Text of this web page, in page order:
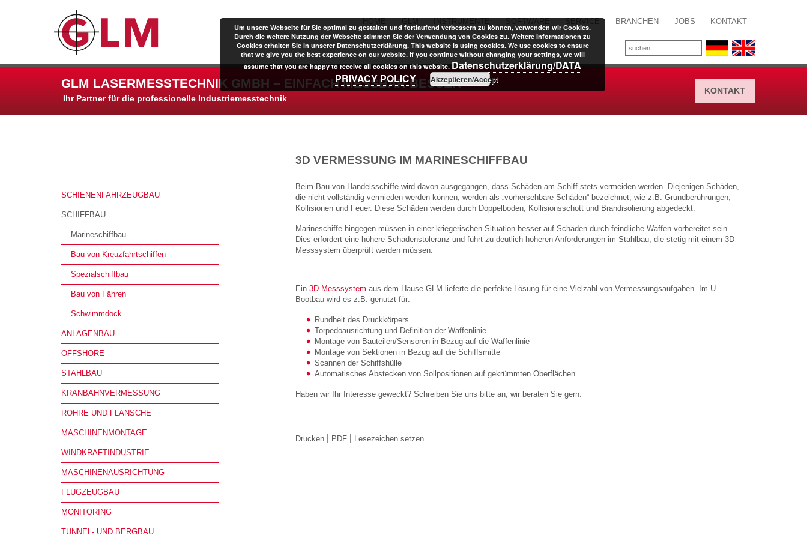
BRANCHEN JOBS KONTAKT
GLM LASERMESSTECHNIK GMBH – EINFACH MESSBAR BESSER
Ihr Partner für die professionelle Industriemesstechnik
KONTAKT
SCHIENENFAHRZEUGBAU
SCHIFFBAU
Marineschiffbau
Bau von Kreuzfahrtschiffen
Spezialschiffbau
Bau von Fähren
Schwimmdock
ANLAGENBAU
OFFSHORE
STAHLBAU
KRANBAHNVERMESSUNG
ROHRE UND FLANSCHE
MASCHINENMONTAGE
WINDKRAFTINDUSTRIE
MASCHINENAUSRICHTUNG
FLUGZEUGBAU
MONITORING
TUNNEL- UND BERGBAU
3D VERMESSUNG IM MARINESCHIFFBAU
Beim Bau von Handelsschiffe wird davon ausgegangen, dass Schäden am Schiff stets vermeiden werden. Diejenigen Schäden,
die nicht vollständig vermieden werden können, werden als „vorhersehbare Schäden“ bezeichnet, wie z.B. Grundberührungen,
Kollisionen und Feuer. Diese Schäden werden durch Doppelboden, Kollisionsschott und Brandisolierung abgedeckt.
Marineschiffe hingegen müssen in einer kriegerischen Situation besser auf Schäden durch feindliche Waffen vorbereitet sein.
Dies erfordert eine höhere Schadenstoleranz und führt zu deutlich höheren Anforderungen im Stahlbau, die stetig mit einem 3D
Messsystem überprüft werden müssen.
Ein 3D Messsystem aus dem Hause GLM lieferte die perfekte Lösung für eine Vielzahl von Vermessungsaufgaben. Im U-
Bootbau wird es z.B. genutzt für:
Rundheit des Druckkörpers
Torpedoausrichtung und Definition der Waffenlinie
Montage von Bauteilen/Sensoren in Bezug auf die Waffenlinie
Montage von Sektionen in Bezug auf die Schiffsmitte
Scannen der Schiffshülle
Automatisches Abstecken von Sollpositionen auf gekrümmten Oberflächen
Haben wir Ihr Interesse geweckt? Schreiben Sie uns bitte an, wir beraten Sie gern.
Drucken PDF Lesezeichen setzen
Um unsere Webseite für Sie optimal zu gestalten und fortlaufend verbessern zu können, verwenden wir Cookies.
Durch die weitere Nutzung der Webseite stimmen Sie der Verwendung von Cookies zu. Weitere Informationen zu
Cookies erhalten Sie in unserer Datenschutzerklärung. This website is using cookies. We use cookies to ensure
that we give you the best experience on our website. If you continue without changing your settings, we will
assume that you are happy to receive all cookies on this website.Datenschutzerklärung/DATA
PRIVACY POLICY
Akzeptieren/Accept